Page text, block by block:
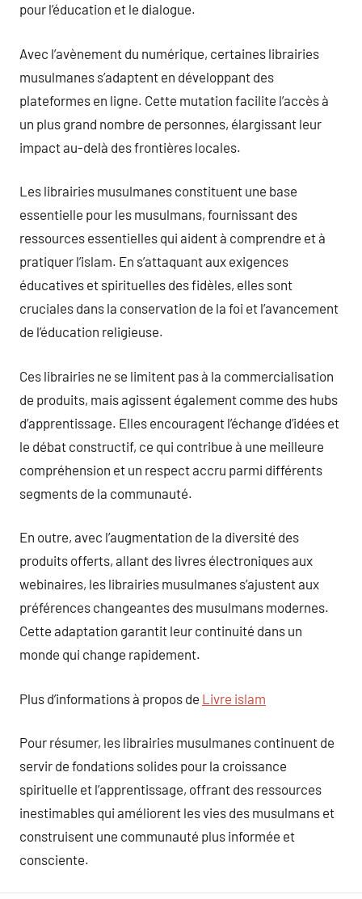
pour l’éducation et le dialogue.
Avec l’avènement du numérique, certaines librairies
musulmanes s’adaptent en développant des
plateformes en ligne. Cette mutation facilite l’accès à
un plus grand nombre de personnes, élargissant leur
impact au-delà des frontières locales.
Les librairies musulmanes constituent une base
essentielle pour les musulmans, fournissant des
ressources essentielles qui aident à comprendre et à
pratiquer l’islam. En s’attaquant aux exigences
éducatives et spirituelles des fidèles, elles sont
cruciales dans la conservation de la foi et l’avancement
de l’éducation religieuse.
Ces librairies ne se limitent pas à la commercialisation
de produits, mais agissent également comme des hubs
d’apprentissage. Elles encouragent l’échange d’idées et
le débat constructif, ce qui contribue à une meilleure
compréhension et un respect accru parmi différents
segments de la communauté.
En outre, avec l’augmentation de la diversité des
produits offerts, allant des livres électroniques aux
webinaires, les librairies musulmanes s’ajustent aux
préférences changeantes des musulmans modernes.
Cette adaptation garantit leur continuité dans un
monde qui change rapidement.
Plus d’informations à propos de Livre islam
Pour résumer, les librairies musulmanes continuent de
servir de fondations solides pour la croissance
spirituelle et l’apprentissage, offrant des ressources
inestimables qui améliorent les vies des musulmans et
construisent une communauté plus informée et
consciente.